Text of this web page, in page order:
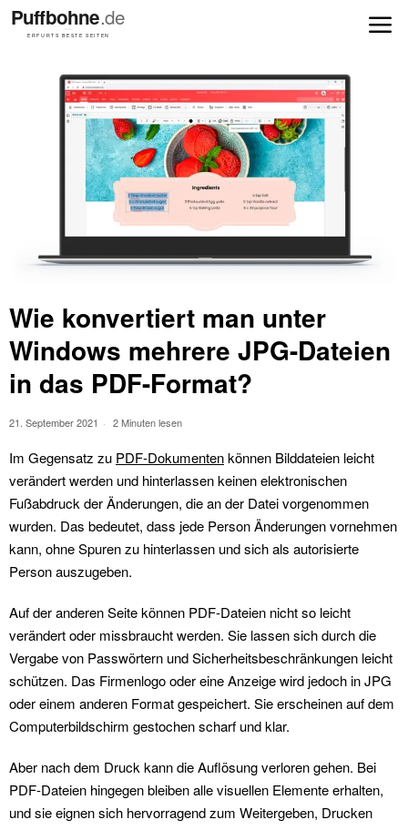
Wie konvertiert man unter
Windows mehrere JPG-Dateien
in das PDF-Format?
21. September 2021 2 Minuten lesen
Im Gegensatz zu PDF-Dokumentenkönnen Bilddateien leicht
verändert werden und hinterlassen keinen elektronischen
Fußabdruck der Änderungen, die an der Datei vorgenommen
wurden. Das bedeutet, dass jede Person Änderungen vornehmen
kann, ohne Spuren zu hinterlassen und sich als autorisierte
Person auszugeben.
Auf der anderen Seite können PDF-Dateien nicht so leicht
verändert oder missbraucht werden. Sie lassen sich durch die
Vergabe von Passwörtern und Sicherheitsbeschränkungen leicht
schützen. Das Firmenlogo oder eine Anzeige wird jedoch in JPG
oder einem anderen Format gespeichert. Sie erscheinen auf dem
Computerbildschirm gestochen scharf und klar.
Aber nach dem Druck kann die Auflösung verloren gehen. Bei
PDF-Dateien hingegen bleiben alle visuellen Elemente erhalten,
und sie eignen sich hervorragend zum Weitergeben, Drucken